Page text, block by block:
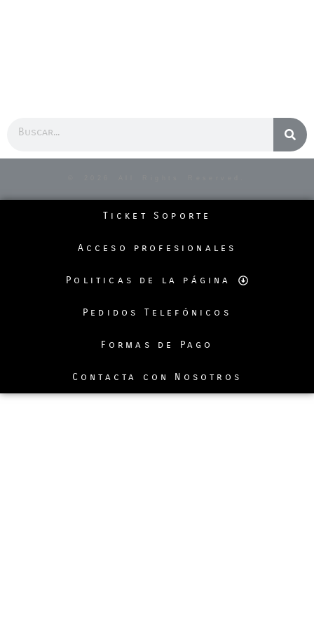
Ticket Soporte
Acceso profesionales
Politicas de la página
Pedidos Telefónicos
Formas de Pago
Contacta con Nosotros